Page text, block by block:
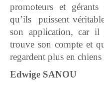
promoteurs et
qu’ils puissent
son application, car il
trouve son compte et
regardent plus en chiens
Edwige SANOU